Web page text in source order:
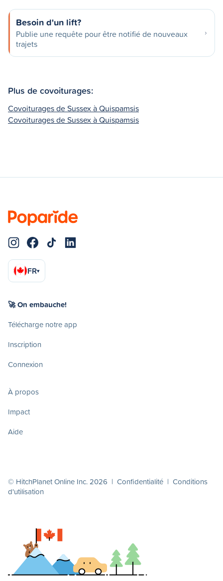
Besoin d'un lift?
Publie une requête pour être notifié de nouveaux
trajets
Plus de covoiturages:
Covoiturages de Sussex à Quispamsis
Covoiturages de Sussex à Quispamsis
FR▾
🚀 On embauche!
Télécharge notre app
Inscription
Connexion
À propos
Impact
Aide
© HitchPlanet Online Inc. 2026 | Confidentialité | Conditions
d'utilisation